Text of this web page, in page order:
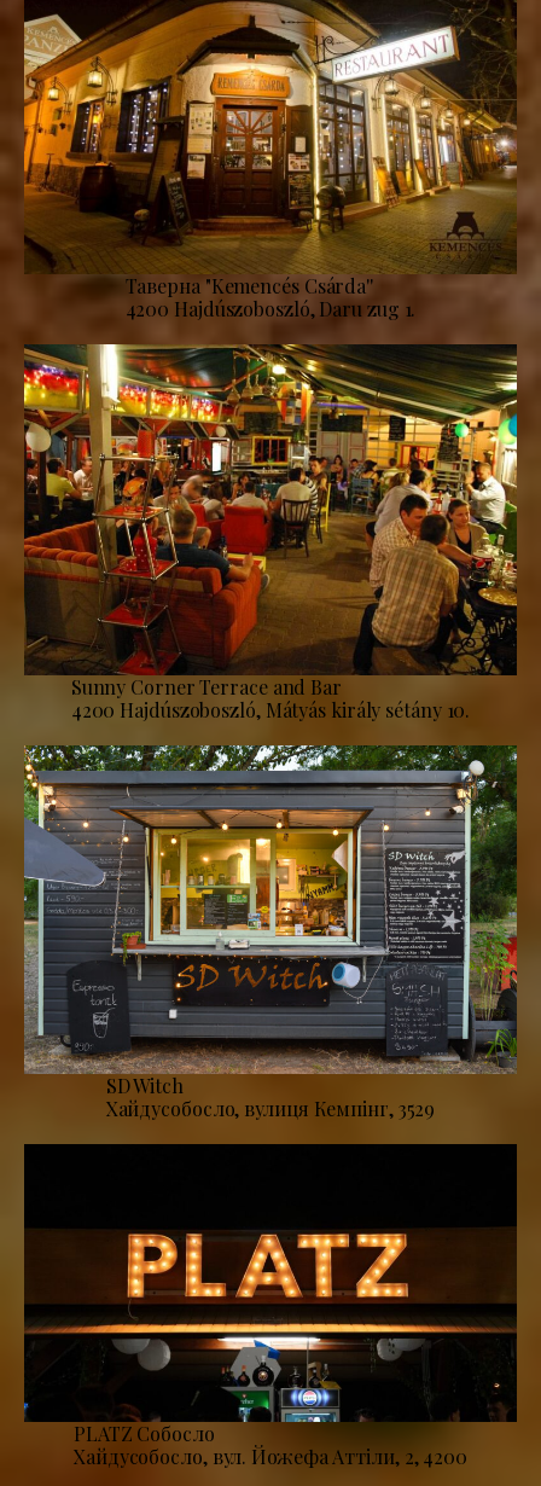
Таверна "Kemencés Csárda''
4200 Hajdúszoboszló, Daru zug 1.
Sunny Corner Terrace and Bar
4200 Hajdúszoboszló, Mátyás király sétány 10.
SD Witch
Хайдусобосло, вулиця Кемпінг, 3529
PLATZ Собосло
Хайдусобосло, вул. Йожефа Аттіли, 2, 4200